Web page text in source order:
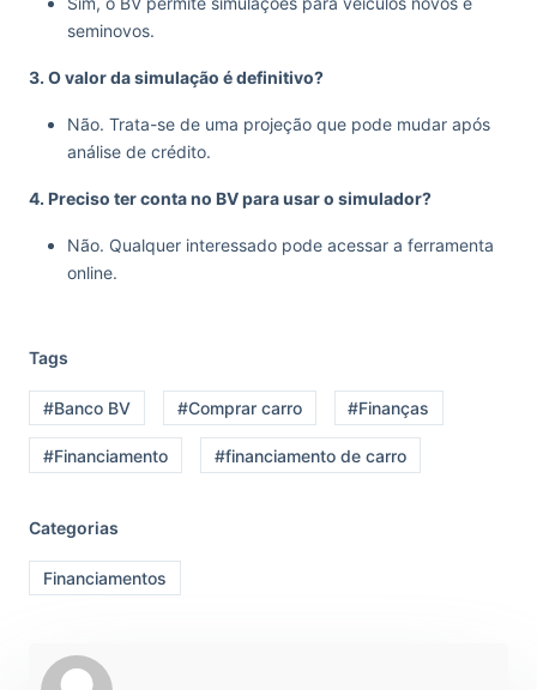
seminovos.
3. O valor da simulação é definitivo?
Não. Trata-se de uma projeção que pode mudar após
análise de crédito.
4. Preciso ter conta no BV para usar o simulador?
Não. Qualquer interessado pode acessar a ferramenta
online.
Tags
#Banco BV #Comprar carro #Finanças
#Financiamento #financiamento de carro
Categorias
Financiamentos